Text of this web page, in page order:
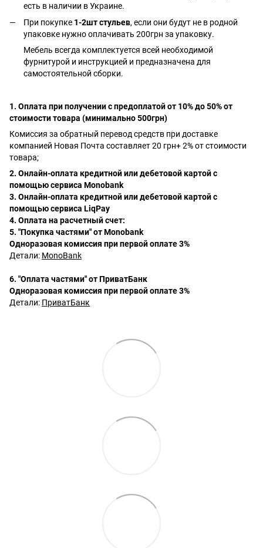
есть в наличии в Украине.
При покупке 1-2шт стульев, если они будут не в родной
упаковке нужно оплачивать 200грн за упаковку.
Мебель всегда комплектуется всей необходимой
фурнитурой и инструкцией и предназначена для
самостоятельной сборки.
1. Оплата при получении с предоплатой от 10% до 50% от
стоимости товара (минимально 500грн)
Комиссия за обратный перевод средств при доставке
компанией Новая Почта составляет 20 грн+ 2% от стоимости
товара;
2. Онлайн-оплата кредитной или дебетовой картой с
помощью сервиса Monobank
3. Онлайн-оплата кредитной или дебетовой картой с
помощью сервиса LiqPay
4. Оплата на расчетный счет:
5. "Покупка частями" от Monobank
Одноразовая комиссия при первой оплате 3%
Детали: MonoBank
6. "Оплата частями" от ПриватБанк
Одноразовая комиссия при первой оплате 3%
Детали: ПриватБанк